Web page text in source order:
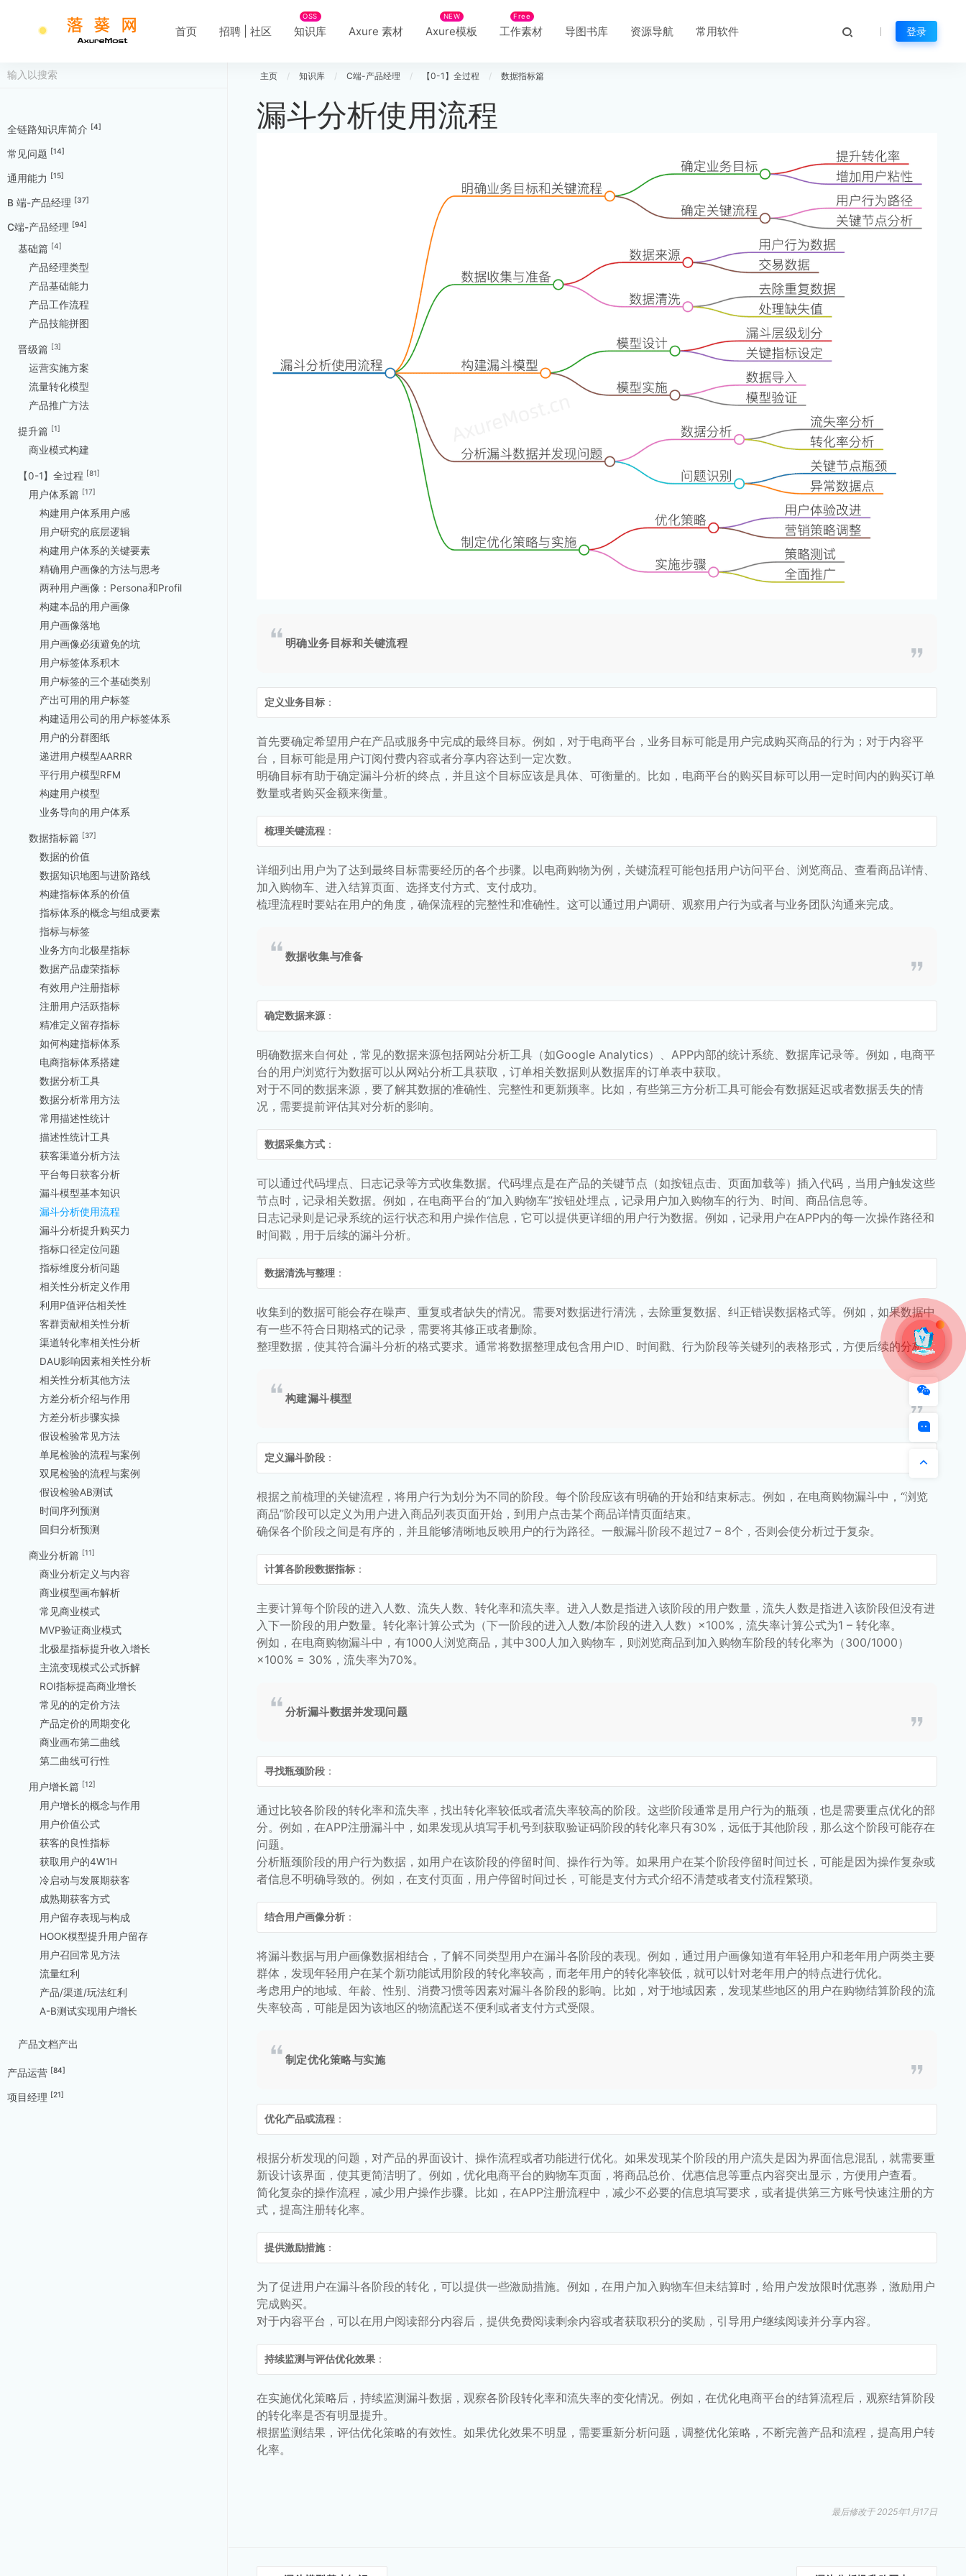
首页 招聘 | 社区 知识库
OSS
Axure 素材 Axure模板
NEW
工作素材
Free
导图书库 资源导航 常用软件 登录
全链路知识库简介 [4]
常见问题 [14]
通用能力 [15]
B 端-产品经理 [37]
C端-产品经理 [94]
基础篇 [4]
产品经理类型
产品基础能力
产品工作流程
产品技能拼图
晋级篇 [3]
运营实施方案
流量转化模型
产品推广方法
提升篇 [1]
商业模式构建
【0-1】全过程 [81]
用户体系篇 [17]
构建用户体系用户感
用户研究的底层逻辑
构建用户体系的关键要素
精确用户画像的方法与思考
两种用户画像：Persona和Profil
构建本品的用户画像
用户画像落地
用户画像必须避免的坑
用户标签体系积木
用户标签的三个基础类别
产出可用的用户标签
构建适用公司的用户标签体系
用户的分群图纸
递进用户模型AARRR
平行用户模型RFM
构建用户模型
业务导向的用户体系
数据指标篇 [37]
数据的价值
数据知识地图与进阶路线
构建指标体系的价值
指标体系的概念与组成要素
指标与标签
业务方向北极星指标
数据产品虚荣指标
有效用户注册指标
注册用户活跃指标
精准定义留存指标
如何构建指标体系
电商指标体系搭建
数据分析工具
数据分析常用方法
常用描述性统计
描述性统计工具
获客渠道分析方法
平台每日获客分析
漏斗模型基本知识
漏斗分析使用流程
漏斗分析提升购买力
指标口径定位问题
指标维度分析问题
相关性分析定义作用
利用P值评估相关性
客群贡献相关性分析
渠道转化率相关性分析
DAU影响因素相关性分析
相关性分析其他方法
方差分析介绍与作用
方差分析步骤实操
假设检验常见方法
单尾检验的流程与案例
双尾检验的流程与案例
假设检验AB测试
时间序列预测
回归分析预测
商业分析篇 [11]
商业分析定义与内容
商业模型画布解析
常见商业模式
MVP验证商业模式
北极星指标提升收入增长
主流变现模式公式拆解
ROI指标提高商业增长
常见的的定价方法
产品定价的周期变化
商业画布第二曲线
第二曲线可行性
用户增长篇 [12]
用户增长的概念与作用
用户价值公式
获客的良性指标
获取用户的4W1H
冷启动与发展期获客
成熟期获客方式
用户留存表现与构成
HOOK模型提升用户留存
用户召回常见方法
流量红利
产品/渠道/玩法红利
A-B测试实现用户增长
产品文档产出
产品运营 [84]
项目经理 [21]
主页 / 知识库 / C端-产品经理 / 【0-1】全过程 / 数据指标篇
漏斗分析使用流程
明确业务目标和关键流程
定义业务目标：
首先要确定希望用户在产品或服务中完成的最终目标。例如，对于电商平台，业务目标可能是用户完成购买商品的行为；对于内容平
台，目标可能是用户订阅付费内容或者分享内容达到一定次数。
明确目标有助于确定漏斗分析的终点，并且这个目标应该是具体、可衡量的。比如，电商平台的购买目标可以用一定时间内的购买订单
数量或者购买金额来衡量。
梳理关键流程：
详细列出用户为了达到最终目标需要经历的各个步骤。以电商购物为例，关键流程可能包括用户访问平台、浏览商品、查看商品详情、
加入购物车、进入结算页面、选择支付方式、支付成功。
梳理流程时要站在用户的角度，确保流程的完整性和准确性。这可以通过用户调研、观察用户行为或者与业务团队沟通来完成。
数据收集与准备
确定数据来源：
明确数据来自何处，常见的数据来源包括网站分析工具（如Google Analytics）、APP内部的统计系统、数据库记录等。例如，电商平
台的用户浏览行为数据可以从网站分析工具获取，订单相关数据则从数据库的订单表中获取。
对于不同的数据来源，要了解其数据的准确性、完整性和更新频率。比如，有些第三方分析工具可能会有数据延迟或者数据丢失的情
况，需要提前评估其对分析的影响。
数据采集方式：
可以通过代码埋点、日志记录等方式收集数据。代码埋点是在产品的关键节点（如按钮点击、页面加载等）插入代码，当用户触发这些
节点时，记录相关数据。例如，在电商平台的“加入购物车”按钮处埋点，记录用户加入购物车的行为、时间、商品信息等。
日志记录则是记录系统的运行状态和用户操作信息，它可以提供更详细的用户行为数据。例如，记录用户在APP内的每一次操作路径和
时间戳，用于后续的漏斗分析。
数据清洗与整理：
收集到的数据可能会存在噪声、重复或者缺失的情况。需要对数据进行清洗，去除重复数据、纠正错误数据格式等。例如，如果数据中
有一些不符合日期格式的记录，需要将其修正或者删除。
整理数据，使其符合漏斗分析的格式要求。通常将数据整理成包含用户ID、时间戳、行为阶段等关键列的表格形式，方便后续的分析。
构建漏斗模型
定义漏斗阶段：
根据之前梳理的关键流程，将用户行为划分为不同的阶段。每个阶段应该有明确的开始和结束标志。例如，在电商购物漏斗中，“浏览
商品”阶段可以定义为用户进入商品列表页面开始，到用户点击某个商品详情页面结束。
确保各个阶段之间是有序的，并且能够清晰地反映用户的行为路径。一般漏斗阶段不超过7 – 8个，否则会使分析过于复杂。
计算各阶段数据指标：
主要计算每个阶段的进入人数、流失人数、转化率和流失率。进入人数是指进入该阶段的用户数量，流失人数是指进入该阶段但没有进
入下一阶段的用户数量。转化率计算公式为（下一阶段的进入人数/本阶段的进入人数）×100%，流失率计算公式为1 – 转化率。
例如，在电商购物漏斗中，有1000人浏览商品，其中300人加入购物车，则浏览商品到加入购物车阶段的转化率为（300/1000）
×100% = 30%，流失率为70%。
分析漏斗数据并发现问题
寻找瓶颈阶段：
通过比较各阶段的转化率和流失率，找出转化率较低或者流失率较高的阶段。这些阶段通常是用户行为的瓶颈，也是需要重点优化的部
分。例如，在APP注册漏斗中，如果发现从填写手机号到获取验证码阶段的转化率只有30%，远低于其他阶段，那么这个阶段可能存在
问题。
分析瓶颈阶段的用户行为数据，如用户在该阶段的停留时间、操作行为等。如果用户在某个阶段停留时间过长，可能是因为操作复杂或
者信息不明确导致的。例如，在支付页面，用户停留时间过长，可能是支付方式介绍不清楚或者支付流程繁琐。
结合用户画像分析：
将漏斗数据与用户画像数据相结合，了解不同类型用户在漏斗各阶段的表现。例如，通过用户画像知道有年轻用户和老年用户两类主要
群体，发现年轻用户在某个新功能试用阶段的转化率较高，而老年用户的转化率较低，就可以针对老年用户的特点进行优化。
考虑用户的地域、年龄、性别、消费习惯等因素对漏斗各阶段的影响。比如，对于地域因素，发现某些地区的用户在购物结算阶段的流
失率较高，可能是因为该地区的物流配送不便利或者支付方式受限。
制定优化策略与实施
优化产品或流程：
根据分析发现的问题，对产品的界面设计、操作流程或者功能进行优化。如果发现某个阶段的用户流失是因为界面信息混乱，就需要重
新设计该界面，使其更简洁明了。例如，优化电商平台的购物车页面，将商品总价、优惠信息等重点内容突出显示，方便用户查看。
简化复杂的操作流程，减少用户操作步骤。比如，在APP注册流程中，减少不必要的信息填写要求，或者提供第三方账号快速注册的方
式，提高注册转化率。
提供激励措施：
为了促进用户在漏斗各阶段的转化，可以提供一些激励措施。例如，在用户加入购物车但未结算时，给用户发放限时优惠券，激励用户
完成购买。
对于内容平台，可以在用户阅读部分内容后，提供免费阅读剩余内容或者获取积分的奖励，引导用户继续阅读并分享内容。
持续监测与评估优化效果：
在实施优化策略后，持续监测漏斗数据，观察各阶段转化率和流失率的变化情况。例如，在优化电商平台的结算流程后，观察结算阶段
的转化率是否有明显提升。
根据监测结果，评估优化策略的有效性。如果优化效果不明显，需要重新分析问题，调整优化策略，不断完善产品和流程，提高用户转
化率。
最后修改于 2025年1月17日